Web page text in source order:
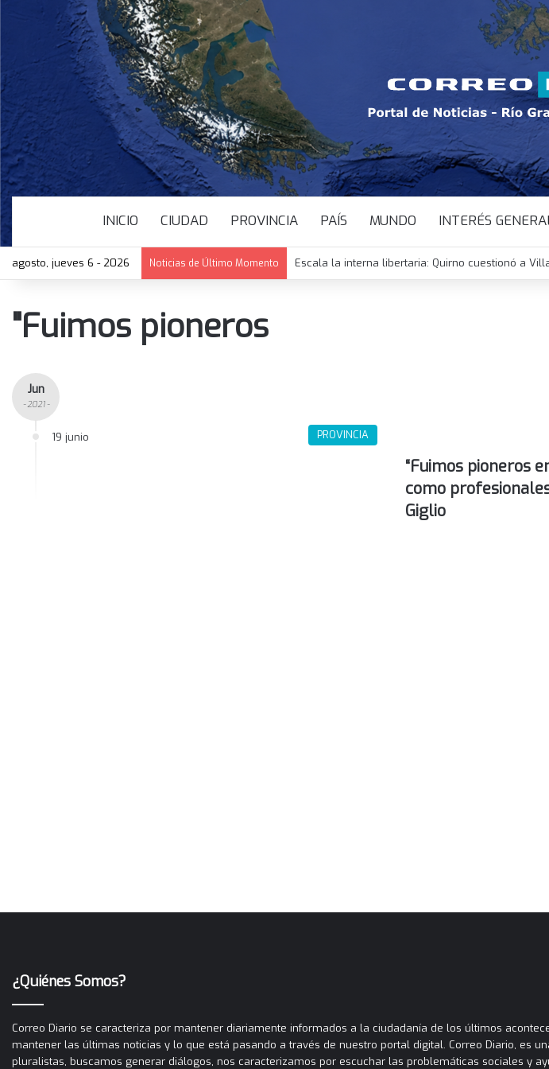
INICIO CIUDAD PROVINCIA PAÍS MUNDO INTERÉS
agosto, jueves 6 - 2026 Noticias de Último Momento Escala la interna libertaria: Quirno cuestionó a
"Fuimos pioneros
Jun
- 2021 -
19 junio PROVINCIA
“Fuimos pioneros
como
Giglio
¿Quiénes Somos?
Correo Diario se caracteriza por mantener diariamente informados a la ciudadanía de los últimos
mantener las últimas noticias y lo que está pasando a través de nuestro portal digital. Correo Diario, es
pluralistas, buscamos generar diálogos, nos caracterizamos por escuchar las problemáticas sociales y